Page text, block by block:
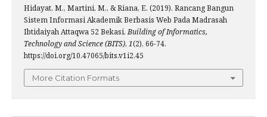
Hidayat, M., Martini, M., & Riana, E. (2019). Rancang Bangun
Sistem Informasi Akademik Berbasis Web Pada Madrasah
Ibtidaiyah Attaqwa 52 Bekasi.Building of Informatics,
Technology and Science (BITS), 1(2), 66-74.
https://doi.org/10.47065/bits.v1i2.45
More Citation Formats